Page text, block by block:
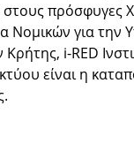
πρόσφυγες
για την
i-RED
είναι η